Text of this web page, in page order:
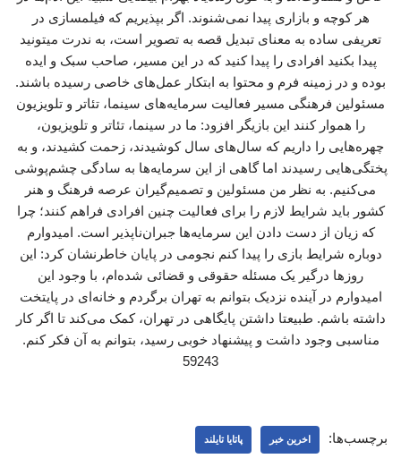
هر کوچه و بازاری پیدا نمی‌شنوند. اگر بپذیریم که فیلمسازی در
تعریفی ساده به معنای تبدیل قصه به تصویر است، به ندرت میتونید
پیدا بکنید افرادی را پیدا کنید که در این مسیر، صاحب سبک و ایده
بوده و در زمینه فرم و محتوا به ابتکار عمل‌های خاصی رسیده باشند.
مسئولین فرهنگی مسیر فعالیت سرمایه‌های سینما، تئاتر و تلویزیون
را هموار کنند این بازیگر افزود: ما در سینما، تئاتر و تلویزیون،
چهره‌هایی را داریم که سال‌های سال کوشیدند، زحمت کشیدند، و به
پختگی‌هایی رسیدند اما گاهی از این سرمایه‌ها به سادگی چشم‌پوشی
می‌کنیم. به نظر من مسئولین و تصمیم‌گیران عرصه فرهنگ و هنر
کشور باید شرایط لازم را برای فعالیت چنین افرادی فراهم کنند؛ چرا
که زیان از دست دادن این‌ سرمایه‌ها جبران‌ناپذیر است. امیدوارم
دوباره شرایط بازی را پیدا کنم نجومی در پایان خاطرنشان کرد: این
روزها درگیر یک مسئله حقوقی و قضائی شده‌ام، با وجود این
امیدوارم در آینده نزدیک بتوانم به تهران برگردم و خانه‌ای در پایتخت
داشته باشم. طبیعتا داشتن پایگاهی در تهران، کمک می‌کند تا اگر کار
مناسبی وجود داشت و پیشنهاد خوبی رسید، بتوانم به آن فکر کنم.
59243
برچسب‌ها: اخرین خبر پاتایا تایلند